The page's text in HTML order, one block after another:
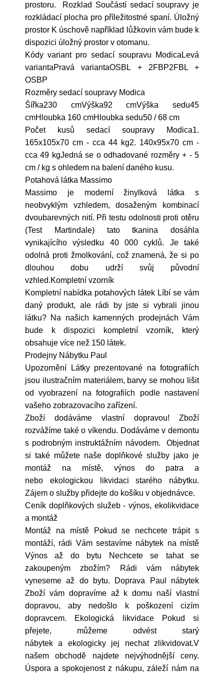
prostoru. Rozklad Součástí sedací soupravy je
rozkládací plocha pro příležitostné spaní. Úložný
prostor K úschově například lůžkovin vám bude k
dispozici úložný prostor v otomanu.
Kódy variant pro sedací soupravu ModicaLevá
variantaPravá variantaOSBL + 2FBP2FBL +
OSBP
Rozměry sedací soupravy Modica
Šířka230 cmVýška92 cmVýška sedu45
cmHloubka 160 cmHloubka sedu50 / 68 cm
Počet kusů sedací soupravy Modica1.
165x105x70 cm - cca 44 kg2. 140x95x70 cm -
cca 49 kgJedná se o odhadované rozměry + - 5
cm / kg s ohledem na balení daného kusu.
Potahová látka Massimo
Massimo je moderní žinylková látka s
neobvyklým vzhledem, dosaženým kombinací
dvoubarevných nití. Při testu odolnosti proti otěru
(Test Martindale) tato tkanina dosáhla
vynikajícího výsledku 40 000 cyklů. Je také
odolná proti žmolkování, což znamená, že si po
dlouhou dobu udrží svůj původní
vzhled.Kompletní vzorník
Kompletní nabídka potahových látek Líbí se vám
daný produkt, ale rádi by jste si vybrali jinou
látku? Na našich kamenných prodejnách Vám
bude k dispozici kompletní vzorník, který
obsahuje více než 150 látek.
Prodejny Nábytku Paul
Upozornění Látky prezentované na fotografiích
jsou ilustračním materiálem, barvy se mohou lišit
od vyobrazení na fotografiích podle nastavení
vašeho zobrazovacího zařízení.
Zboží dodáváme vlastní dopravou! Zboží
rozvážíme také o víkendu. Dodáváme v demontu
s podrobným instruktážním návodem. Objednat
si také můžete naše doplňkové služby jako je
montáž na místě, výnos do patra a
nebo ekologickou likvidaci starého nábytku.
Zájem o služby přidejte do košíku v objednávce.
Ceník doplňkových služeb - výnos, ekolikvidace
a montáž
Montáž na místě Pokud se nechcete trápit s
montáží, rádi Vám sestavíme nábytek na místě
Výnos až do bytu Nechcete se tahat se
zakoupeným zbožím? Rádi vám nábytek
vyneseme až do bytu. Doprava Paul nábytek
Zboží vám dopravíme až k domu naší vlastní
dopravou, aby nedošlo k poškození cizím
dopravcem. Ekologická likvidace Pokud si
přejete, můžeme odvést starý
nábytek a ekologicky jej nechat zlikvidovat.V
našem obchodě najdete nejvýhodnější ceny.
Úspora a spokojenost z nákupu, záleží nám na